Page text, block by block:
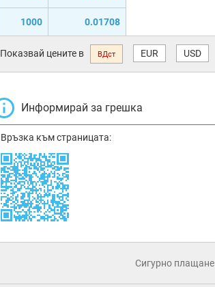
1000 0.01708
Показвай цените в ВДст EUR USD
Информирай за грешка
Връзка към страницата:
Сигурно плащане